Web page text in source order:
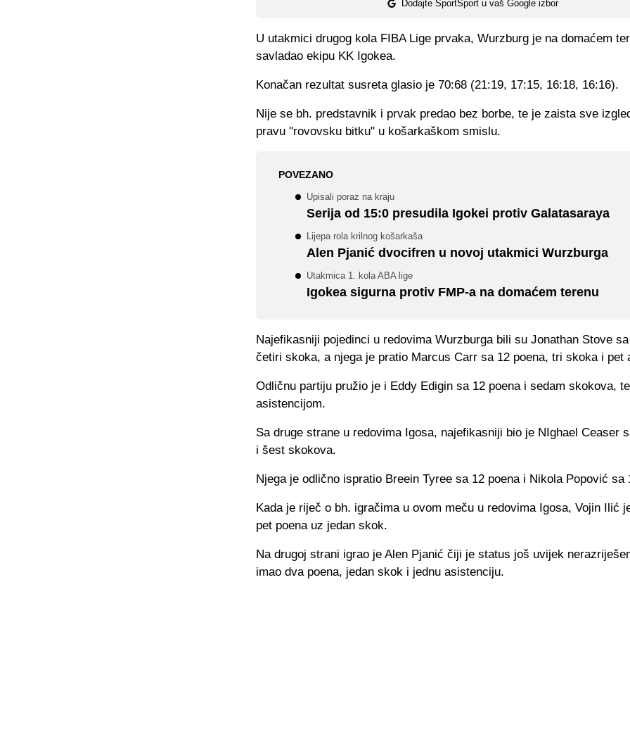
Dodajte SportSport u vaš Google izbor
U utakmici drugog kola FIBA Lige prvaka, Wurzburg je na domaćem
savladao ekipu KK Igokea.
Konačan rezultat susreta glasio je 70:68 (21:19, 17:15, 16:18, 16:16).
Nije se bh. predstavnik i prvak predao bez borbe, te je zaista sve
pravu "rovovsku bitku" u košarkaškom smislu.
POVEZANO
Upisali poraz na kraju
Serija od 15:0 presudila Igokei protiv Galatasaraya
Lijepa rola krilnog košarkaša
Alen Pjanić dvocifren u novoj utakmici Wurzburga
Utakmica 1. kola ABA lige
Igokea sigurna protiv FMP-a na domaćem terenu
Najefikasniji pojedinci u redovima Wurzburga bili su Jonathan Stove
četiri skoka, a njega je pratio Marcus Carr sa 12 poena, tri skoka i pet
Odličnu partiju pružio je i Eddy Edigin sa 12 poena i sedam skokova,
asistencijom.
Sa druge strane u redovima Igosa, najefikasniji bio je NIghael Ceaser
i šest skokova.
Njega je odlično ispratio Breein Tyree sa 12 poena i Nikola Popović sa
Kada je riječ o bh. igračima u ovom meču u redovima Igosa, Vojin Ilić
pet poena uz jedan skok.
Na drugoj strani igrao je Alen Pjanić čiji je status još uvijek
imao dva poena, jedan skok i jednu asistenciju.